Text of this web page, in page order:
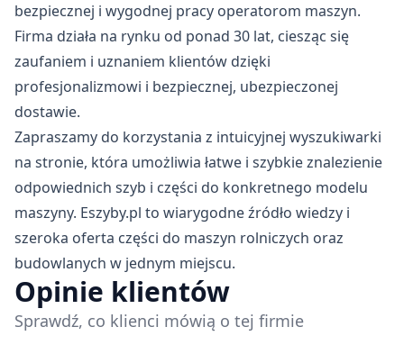
bezpiecznej i wygodnej pracy operatorom maszyn.
Firma działa na rynku od ponad 30 lat, ciesząc się
zaufaniem i uznaniem klientów dzięki
profesjonalizmowi i bezpiecznej, ubezpieczonej
dostawie.
Zapraszamy do korzystania z intuicyjnej wyszukiwarki
na stronie, która umożliwia łatwe i szybkie znalezienie
odpowiednich szyb i części do konkretnego modelu
maszyny. Eszyby.pl to wiarygodne źródło wiedzy i
szeroka oferta części do maszyn rolniczych oraz
budowlanych w jednym miejscu.
Opinie klientów
Sprawdź, co klienci mówią o tej firmie